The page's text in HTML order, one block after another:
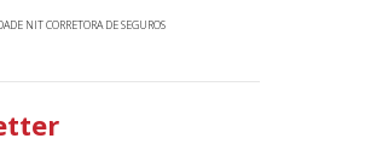
NIT CORRETORA DE SEGUROS